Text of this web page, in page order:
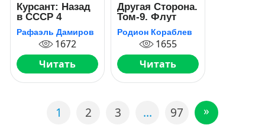
Курсант: Назад
в СССР 4
Рафаэль Дамиров
1672
Читать
Другая Сторона.
Том-9. Флут
Родион Кораблев
1655
Читать
1 2 3 … 97 »